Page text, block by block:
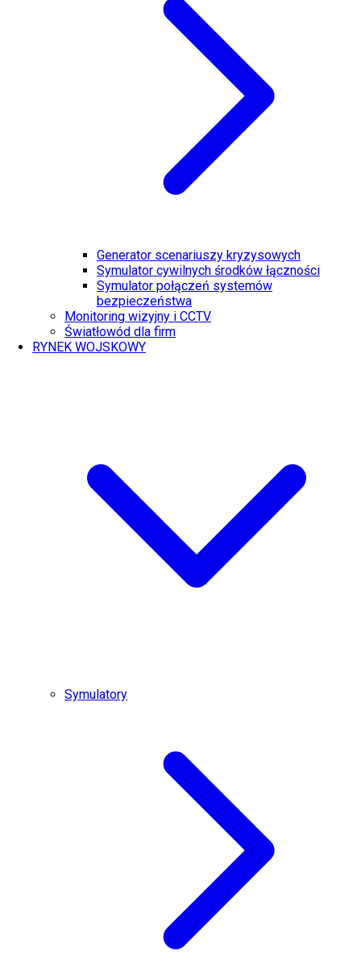
Generator scenariuszy kryzysowych
Symulator cywilnych środków łączności
Symulator połączeń systemów
bezpieczeństwa
Monitoring wizyjny i CCTV
Światłowód dla firm
RYNEK WOJSKOWY
Symulatory